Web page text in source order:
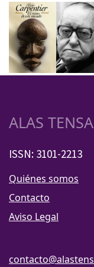
ALAS
ISSN: 3101-2213
Quiénes somos
Contacto
Aviso Legal